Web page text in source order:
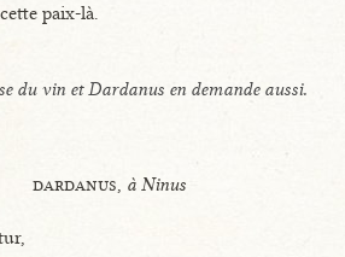
paix-là.
du vin et Dardanus en demande aussi.
dardanus, à Ninus